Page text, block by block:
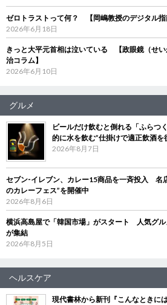
ゼロトラストって何？ 【岡嶋教授のデジタル指
2026年6月18日
きっと大平元首相は泣いている 【政眼鏡（せ
治コラム】
2026年6月10日
グルメ
ビールだけ飲むと倒れる「ふらつ
的に水を飲む”仕掛けで適正飲酒を
2026年8月7日
セブン‐イレブン、カレー15商品を一斉投入 名
のカレーフェス”を開催中
2026年8月6日
横浜高島屋で「韓国市場」がスタート 人気グ
が集結
2026年8月5日
ヘルスケア
現代書林から新刊『こんなとき